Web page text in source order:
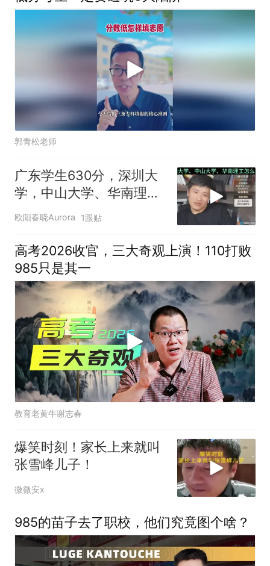
郭青松老师
广东学生630分，深圳大
学，中山大学、华南理工
怎么选！
欧阳春晓Aurora 1跟贴
高考2026收官，三大奇观上演！110打败
985只是其一
教育老黄牛谢志春
爆笑时刻！家长上来就叫
张雪峰儿子！
微微安x
985的苗子去了职校，他们究竟图个啥？